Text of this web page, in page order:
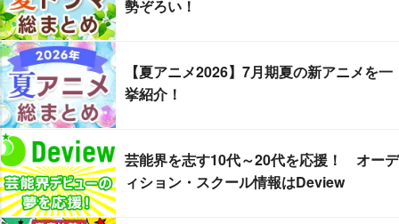
勢ぞろい！
【夏アニメ2026】7月期夏の新アニメを一
挙紹介！
芸能界を志す10代～20代を応援！ オーデ
ィション・スクール情報はDeview